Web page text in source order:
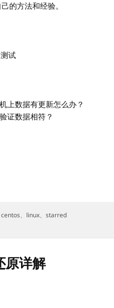
的方法和经验。
试
上数据有更新怎么办？
证数据相符？
移
标
centos、 linux、starred
原详解